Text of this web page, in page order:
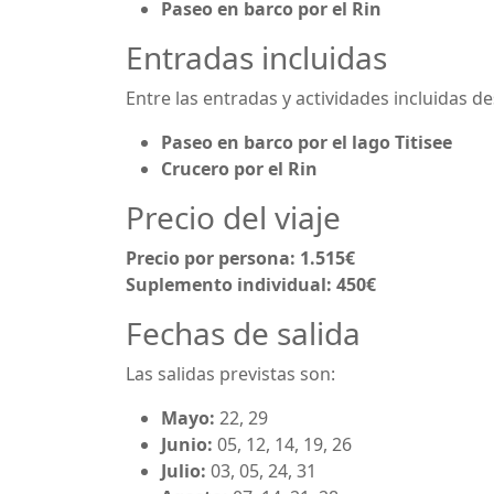
Paseo en barco por el Rin
Entradas incluidas
Entre las entradas y actividades incluidas
Paseo en barco por el lago Titisee
Crucero por el Rin
Precio del viaje
Precio por persona: 1.515€
Suplemento individual: 450€
Fechas de salida
Las salidas previstas son:
Mayo: 22, 29
Junio: 05, 12, 14, 19, 26
Julio: 03, 05, 24, 31